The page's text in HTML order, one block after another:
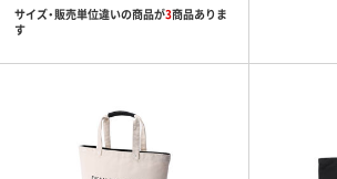
サイズ・販売単位違いの商品が3商品ありま
す